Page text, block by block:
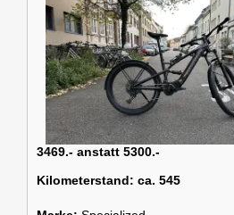
3469.- anstatt 5300.-
Kilometerstand: ca. 545